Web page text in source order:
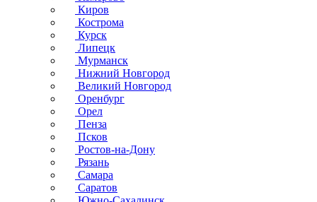
Киров
Кострома
Курск
Липецк
Мурманск
Нижний Новгород
Великий Новгород
Оренбург
Орел
Пенза
Псков
Ростов-на-Дону
Рязань
Самара
Саратов